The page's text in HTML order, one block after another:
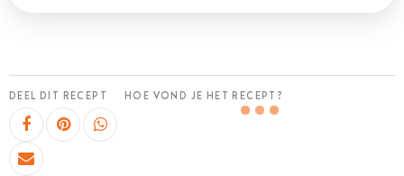
DEEL DIT RECEPT HOE VOND JE HET RECEPT?